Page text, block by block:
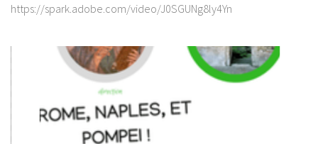
https://spark.adobe.com/video/J0SGUNg8ly4Yn